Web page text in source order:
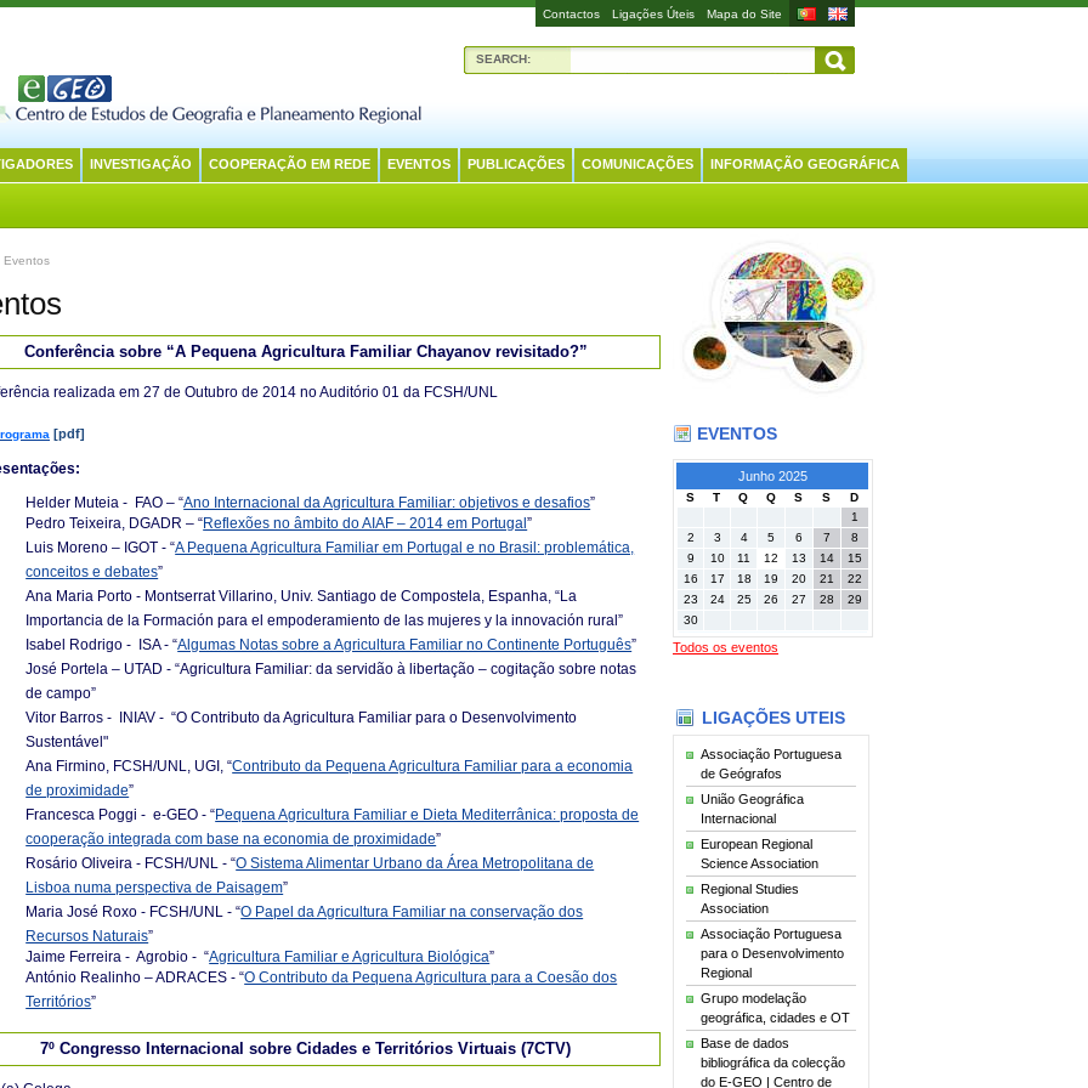
Contactos Ligações Úteis Mapa do Site
SEARCH:
INVESTIGAÇÃO COOPERAÇÃO EM REDE EVENTOS PUBLICAÇÕES COMUNICAÇÕES INFORMAÇÃO GEOGRÁFICA
Eventos
Conferência sobre “A Pequena Agricultura Familiar Chayanov revisitado?”
realizada em 27 de Outubro de 2014 no Auditório 01 da FCSH/UNL
[pdf]
Helder Muteia - FAO – “Ano Internacional da Agricultura Familiar: objetivos e desafios”
Pedro Teixeira, DGADR – “Reflexões no âmbito do AIAF – 2014 em Portugal”
Luis Moreno – IGOT - “A Pequena Agricultura Familiar em Portugal e no Brasil: problemática,
conceitos e debates”
Ana Maria Porto - Montserrat Villarino, Univ. Santiago de Compostela, Espanha, “La
Importancia de la Formación para el empoderamiento de las mujeres y la innovación rural”
Isabel Rodrigo - ISA - “Algumas Notas sobre a Agricultura Familiar no Continente Português”
José Portela – UTAD - “Agricultura Familiar: da servidão à libertação – cogitação sobre notas
de campo”
Vitor Barros - INIAV - “O Contributo da Agricultura Familiar para o Desenvolvimento
Sustentável"
Ana Firmino, FCSH/UNL, UGI, “Contributo da Pequena Agricultura Familiar para a economia
de proximidade”
Francesca Poggi - e-GEO - “Pequena Agricultura Familiar e Dieta Mediterrânica: proposta de
cooperação integrada com base na economia de proximidade”
Rosário Oliveira - FCSH/UNL - “O Sistema Alimentar Urbano da Área Metropolitana de
Lisboa numa perspectiva de Paisagem”
Maria José Roxo - FCSH/UNL - “O Papel da Agricultura Familiar na conservação dos
Recursos Naturais”
Jaime Ferreira - Agrobio - “Agricultura Familiar e Agricultura Biológica”
António Realinho – ADRACES - “O Contributo da Pequena Agricultura para a Coesão dos
Territórios”
7º Congresso Internacional sobre Cidades e Territórios Virtuais (7CTV)
EVENTOS
Junho 2025
S T Q Q S S
D
1
2
3 4 5 6 7
8
9
10 11 12 13 14
15
16
17 18 19 20 21
22
23
24 25 26 27 28
29
30
Todos os eventos
LIGAÇÕES UTEIS
Associação Portuguesa
de Geógrafos
União Geográfica
Internacional
European Regional
Science Association
Regional Studies
Association
Associação Portuguesa
para o Desenvolvimento
Regional
Grupo modelação
geográfica, cidades e OT
Base de dados
bibliográfica da colecção
do E-GEO | Centro de